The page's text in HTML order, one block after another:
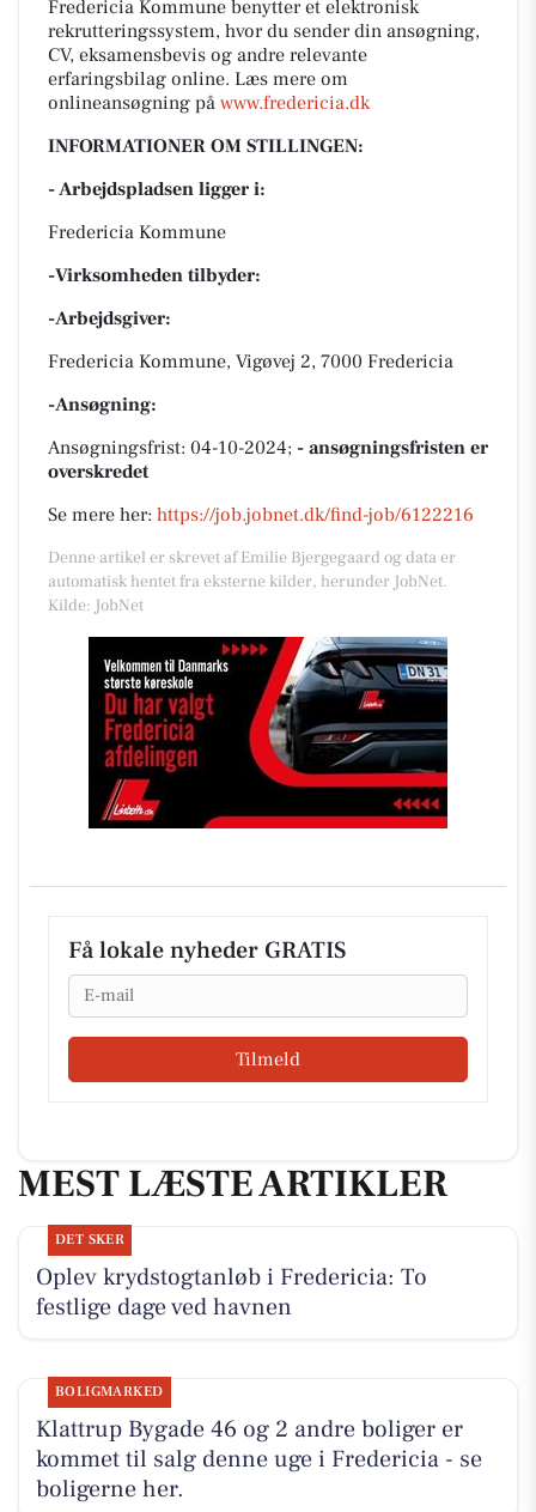
Fredericia Kommune benytter et elektronisk
rekrutteringssystem, hvor du sender din ansøgning,
CV, eksamensbevis og andre relevante
erfaringsbilag online. Læs mere om
onlineansøgning på www.fredericia.dk
INFORMATIONER OM STILLINGEN:
- Arbejdspladsen ligger i:
Fredericia Kommune
-Virksomheden tilbyder:
-Arbejdsgiver:
Fredericia Kommune, Vigøvej 2, 7000 Fredericia
-Ansøgning:
Ansøgningsfrist: 04-10-2024; - ansøgningsfristen er
overskredet
Se mere her: https://job.jobnet.dk/find-job/6122216
Denne artikel er skrevet af Emilie Bjergegaard og data er
automatisk hentet fra eksterne kilder, herunder JobNet.
Kilde: JobNet
Få lokale nyheder GRATIS
Email
Tilmeld
MEST LÆSTE ARTIKLER
DET SKER
Oplev krydstogtanløb i Fredericia: To
festlige dage ved havnen
BOLIGMARKED
Klattrup Bygade 46 og 2 andre boliger er
kommet til salg denne uge i Fredericia - se
boligerne her.